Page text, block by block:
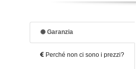
Garanzia
Perché non ci sono i prezzi?